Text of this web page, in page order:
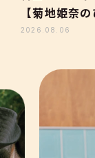
3
4
5
【菊地姫奈
2026.08.06